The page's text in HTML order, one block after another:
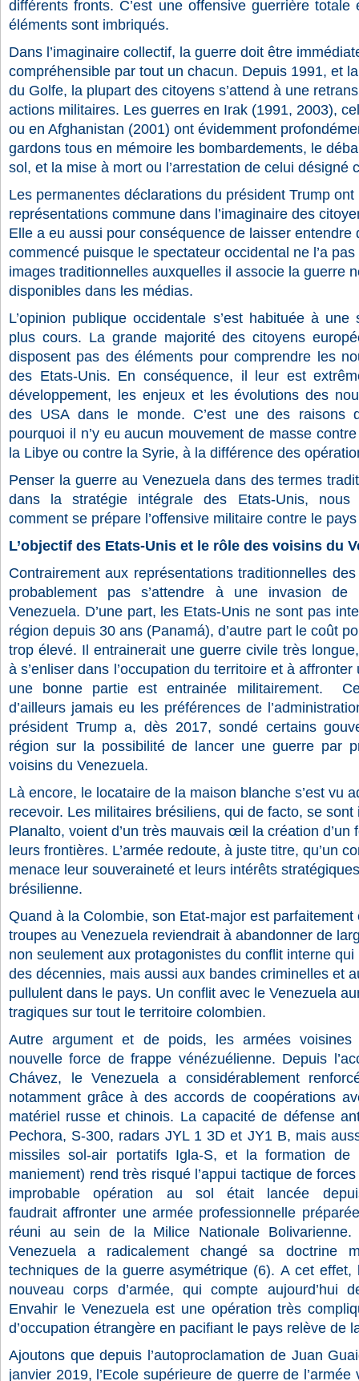
différents fronts. C’est une offensive guerrière
éléments sont imbriqués.
Dans l’imaginaire collectif, la guerre doit être
compréhensible par tout un chacun. Depuis 1991, et
du Golfe, la plupart des citoyens s’attend à une
actions militaires. Les guerres en Irak (1991, 2003),
ou en Afghanistan (2001) ont évidemment
gardons tous en mémoire les bombardements, le
sol, et la mise à mort ou l’arrestation de celui désigné
Les permanentes déclarations du président Trump
représentations commune dans l’imaginaire des
Elle a eu aussi pour conséquence de laisser entendre
commencé puisque le spectateur occidental ne l’a
images traditionnelles auxquelles il associe la guerre
disponibles dans les médias.
L’opinion publique occidentale s’est habituée à
plus cours. La grande majorité des citoyens
disposent pas des éléments pour comprendre les
des Etats-Unis. En conséquence, il leur est
développement, les enjeux et les évolutions des
des USA dans le monde. C’est une des raisons
pourquoi il n’y eu aucun mouvement de masse
la Libye ou contre la Syrie, à la différence des
Penser la guerre au Venezuela dans des termes
dans la stratégie intégrale des Etats-Unis, nous
comment se prépare l’offensive militaire contre le
L’objectif des Etats-Unis et le rôle des voisins du
Contrairement aux représentations traditionnelles
probablement pas s’attendre à une invasion de
Venezuela. D’une part, les Etats-Unis ne sont pas
région depuis 30 ans (Panamá), d’autre part le coût
trop élevé. Il entrainerait une guerre civile très
à s’enliser dans l’occupation du territoire et à
une bonne partie est entrainée militairement.
d’ailleurs jamais eu les préférences de
président Trump a, dès 2017, sondé certains
région sur la possibilité de lancer une guerre par
voisins du Venezuela.
Là encore, le locataire de la maison blanche s’est vu
recevoir. Les militaires brésiliens, qui de facto, se
Planalto, voient d’un très mauvais œil la création d’un
leurs frontières. L’armée redoute, à juste titre, qu’un
menace leur souveraineté et leurs intérêts
brésilienne.
Quand à la Colombie, son Etat-major est parfaitement
troupes au Venezuela reviendrait à abandonner de
non seulement aux protagonistes du conflit interne
des décennies, mais aussi aux bandes criminelles et
pullulent dans le pays. Un conflit avec le Venezuela
tragiques sur tout le territoire colombien.
Autre argument et de poids, les armées voisines
nouvelle force de frappe vénézuélienne. Depuis
Chávez, le Venezuela a considérablement
notamment grâce à des accords de coopérations
matériel russe et chinois. La capacité de défense
Pechora, S-300, radars JYL 1 3D et JY1 B, mais
missiles sol-air portatifs Igla-S, et la formation de
maniement) rend très risqué l’appui tactique de
improbable opération au sol était lancée
faudrait affronter une armée professionnelle
réuni au sein de la Milice Nationale
Venezuela a radicalement changé sa doctrine
techniques de la guerre asymétrique (6).A cet effet,
nouveau corps d’armée, qui compte aujourd’hui
Envahir le Venezuela est une opération très
d’occupation étrangère en pacifiant le pays relève de
Ajoutons que depuis l’autoproclamation de Juan
janvier 2019, l’Ecole supérieure de guerre de